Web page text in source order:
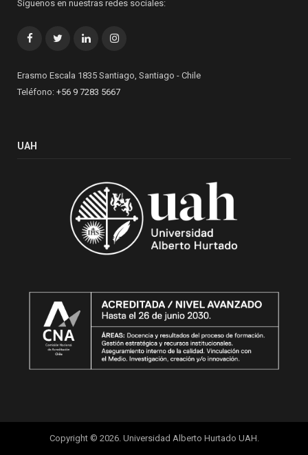
Síguenos en nuestras redes sociales:
FacebookTwitterLinkedInInstagram
Erasmo Escala 1835 Santiago, Santiago - Chile
Teléfono: +56 9 7283 5667
UAH
Copyright © 2026. Universidad Alberto Hurtado UAH.